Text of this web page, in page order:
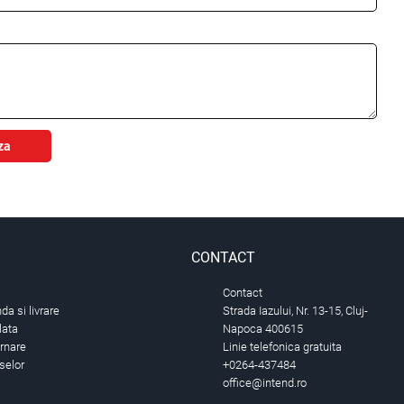
si livrare
CONTACT
Contact
Strada Iazului, Nr. 13-15, Cluj-
Napoca 400615
Linie telefonica gratuita
+0264-437484
office@intend.ro